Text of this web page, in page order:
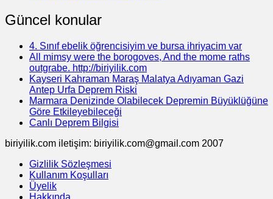
Güncel konular
4. Sınıf ebelik öğrencisiyim ve bursa ihriyacim var
All mimsy were the borogoves, And the mome raths
outgrabe. http://biriyilik.com
Kayseri Kahraman Maraş Malatya Adıyaman Gazi
Antep Urfa Deprem Riski
Marmara Denizinde Olabilecek Depremin Büyüklüğüne
Göre Etkileyebileceği
Canlı Deprem Bilgisi
biriyilik.com iletişim: biriyilik.com@gmail.com 2007
Gizlilik Sözleşmesi
Kullanım Koşulları
Üyelik